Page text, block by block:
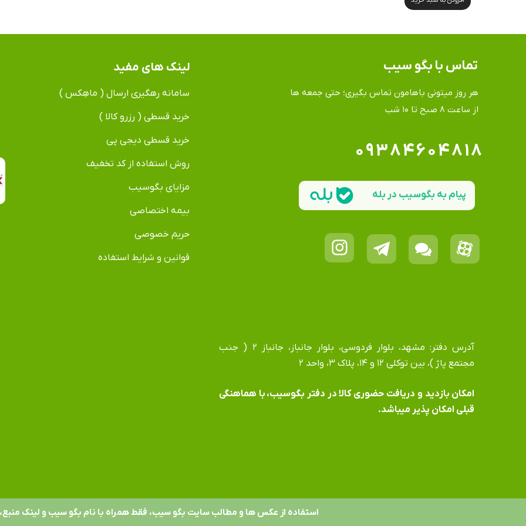
هر روز میتونی باهامون تماس بگیری؛ حتی جمعه ها
​​​​​​​از ساعت ۸ صبح تا ۱۰ شب
تماس​​​​​​​ با بگو سیب لینک های مفید
سامانه رهگیری ارسال ( ماهِکس )
خرید قسطی ( رزرو کالا )
خرید قسطی دیجی پی
روش استفاده از کد تخفیف
مزایای بگوسیب
بیمه اختصاصی
حریم خصوصی
قوانین و شرایط استفاده
۰۹۳۸۴۶۰۴۸۱۸
آدرس دفتر: مشهد، بلوار فردوسی، بلوار جانباز، جانباز ۲ ( جنب
مجتمع پاژ )، بین توکلی ۱۲ و ۱۴، پلاک ۳، واحد ۲
​​​​​​​امکان بازدید و دریافت حضوری کالا در دفتر بگوسیب، با هماهنگی
قبلی امکان پذیر میباشد.
پیام به بگوسیب در بله
استفاده از عکس ها و مطالب سایت بگو سیب، فقط همراه با نام بگو سیب و لینک منبع،